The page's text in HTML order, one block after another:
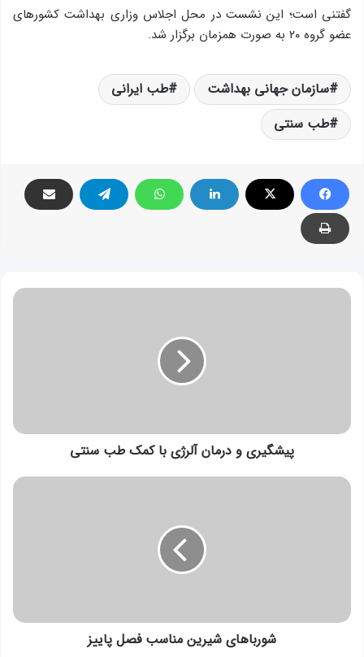
گفتنی است؛ این نشست در محل اجلاس وزاری بهداشت کشورهای
عضو گروه ۲۰ به صورت همزمان برگزار شد.
سازمان جهانی بهداشت
طب ایرانی
طب سنتی
پیشگیری
پیشگیری و درمان آلرژی با کمک طب سنتی
شورباهای
شورباهای شیرین مناسب فصل پاییز